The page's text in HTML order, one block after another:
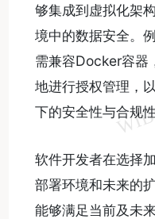
够集成到虚拟化架
境中的数据安全。
需兼容Docker容器
地进行授权管理，
下的安全性与合规性
软件开发者在选择
部署环境和未来的
能够满足当前及未